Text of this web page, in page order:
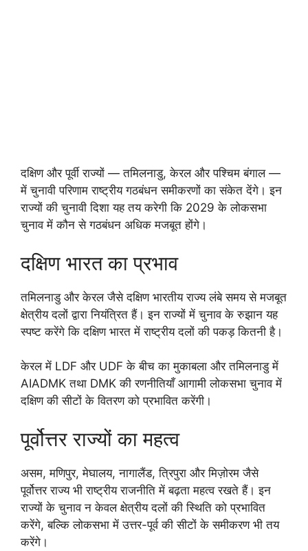
दक्षिण और पूर्वी राज्यों — तमिलनाडु, केरल और पश्चिम बंगाल —
में चुनावी परिणाम राष्ट्रीय गठबंधन समीकरणों का संकेत देंगे। इन
राज्यों की चुनावी दिशा यह तय करेगी कि 2029 के लोकसभा
चुनाव में कौन से गठबंधन अधिक मजबूत होंगे।
दक्षिण भारत का प्रभाव
तमिलनाडु और केरल जैसे दक्षिण भारतीय राज्य लंबे समय से मजबूत
क्षेत्रीय दलों द्वारा नियंत्रित हैं। इन राज्यों में चुनाव के रुझान यह
स्पष्ट करेंगे कि दक्षिण भारत में राष्ट्रीय दलों की पकड़ कितनी है।
केरल में LDF और UDF के बीच का मुकाबला और तमिलनाडु में
AIADMK तथा DMK की रणनीतियाँ आगामी लोकसभा चुनाव में
दक्षिण की सीटों के वितरण को प्रभावित करेंगी।
पूर्वोत्तर राज्यों का महत्व
असम, मणिपुर, मेघालय, नागालैंड, त्रिपुरा और मिज़ोरम जैसे
पूर्वोत्तर राज्य भी राष्ट्रीय राजनीति में बढ़ता महत्व रखते हैं। इन
राज्यों के चुनाव न केवल क्षेत्रीय दलों की स्थिति को प्रभावित
करेंगे, बल्कि लोकसभा में उत्तर-पूर्व की सीटों के समीकरण भी तय
करेंगे।